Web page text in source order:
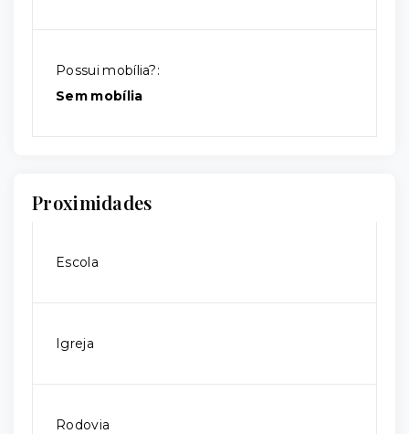
Possui mobília?:
Sem mobília
Proximidades
Escola
Igreja
Rodovia